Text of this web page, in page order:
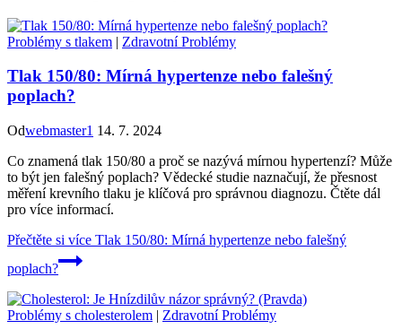
Problémy s tlakem | Zdravotní Problémy
Tlak 150/80: Mírná hypertenze nebo falešný
poplach?
Odwebmaster1 14. 7. 2024
Co znamená tlak 150/80 a proč se nazývá mírnou hypertenzí? Může
to být jen falešný poplach? Vědecké studie naznačují, že přesnost
měření krevního tlaku je klíčová pro správnou diagnozu. Čtěte dál
pro více informací.
Přečtěte si více Tlak 150/80: Mírná hypertenze nebo falešný
poplach?
Problémy s cholesterolem | Zdravotní Problémy